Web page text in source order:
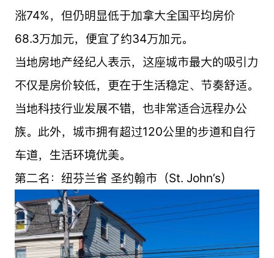
涨74%，但仍明显低于加拿大全国平均房价
68.3万加元，便宜了约34万加元。
当地房地产经纪人表示，这座城市最大的吸引力
不仅是房价较低，更在于生活稳定、节奏舒适。
当地科技行业发展不错，也非常适合远程办公
族。此外，城市拥有超过120公里的步道和自行
车道，生活环境优美。
第二名：纽芬兰省 圣约翰市（St. John’s）